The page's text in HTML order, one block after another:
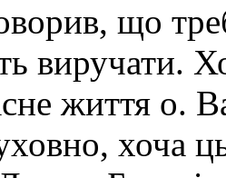
що
виручати.
життя о.
хоча